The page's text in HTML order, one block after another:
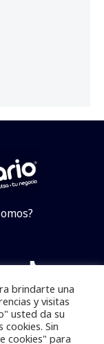
TikTok
reservados.
brindarte una
y visitas
usted da su
cookies. Sin
cookies" para